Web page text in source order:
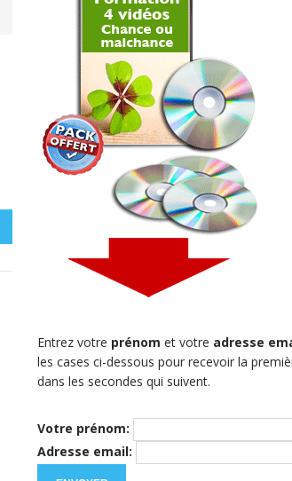
Entrez votre prénom et votre adresse
les cases ci-dessous pour recevoir la
dans les secondes qui suivent.
Votre prénom:
Adresse email: